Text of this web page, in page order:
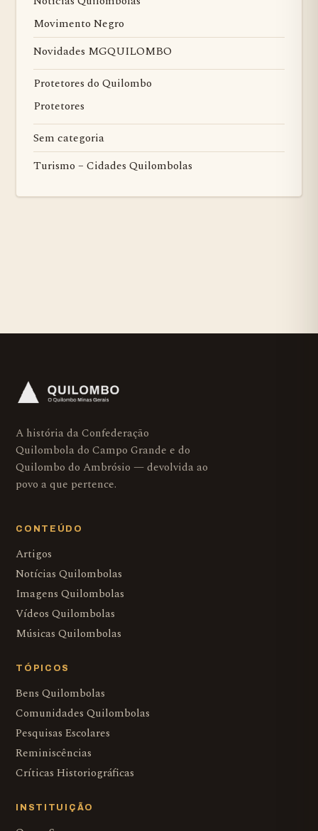
Movimento Negro
Novidades MGQUILOMBO
Protetores do Quilombo
Protetores
Sem categoria
Turismo – Cidades Quilombolas
A história da Confederação
Quilombola do Campo Grande e do
Quilombo do Ambrósio — devolvida ao
povo a que pertence.
CONTEÚDO
Artigos
Notícias Quilombolas
Imagens Quilombolas
Vídeos Quilombolas
Músicas Quilombolas
TÓPICOS
Bens Quilombolas
Comunidades Quilombolas
Pesquisas Escolares
Reminiscências
Críticas Historiográficas
INSTITUIÇÃO